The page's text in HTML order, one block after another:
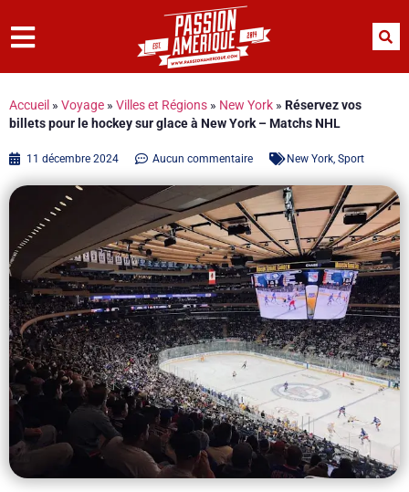
Accueil » Voyage » Villes et Régions » New York » Réservez vos
billets pour le hockey sur glace à New York – Matchs NHL
11 décembre 2024 Aucun commentaire New York, Sport